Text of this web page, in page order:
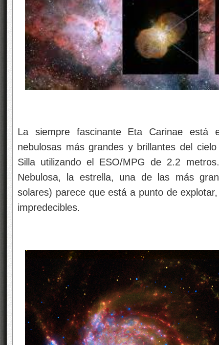
La siempre fascinante Eta Carinae está
nebulosas más grandes y brillantes del
Silla utilizando el ESO/MPG de 2.2
Nebulosa, la estrella, una de las más
solares) parece que está a punto de
impredecibles.